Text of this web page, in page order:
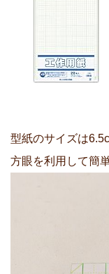
型紙のサイズは
方眼を利用して簡